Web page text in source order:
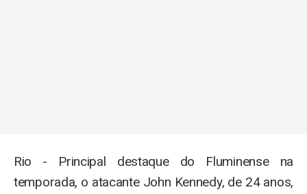
Rio - Principal destaque do Fluminense na
temporada, o atacante John Kennedy, de 24 anos,